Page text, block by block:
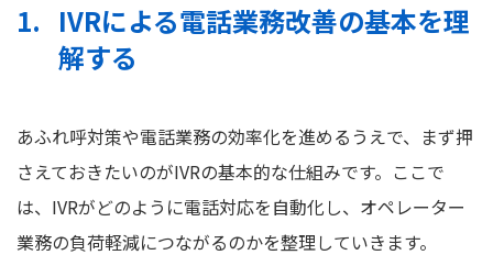
IVRによる電話業務改善の基本を理
解する
あふれ呼対策や電話業務の効率化を進めるうえで、まず押
さえておきたいのがIVRの基本的な仕組みです。ここで
は、IVRがどのように電話対応を自動化し、オペレーター
業務の負荷軽減につながるのかを整理していきます。